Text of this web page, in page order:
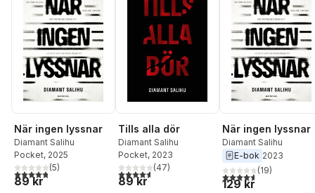
När ingen lyssnar
Diamant Salihu
Pocket, 2025
4,8utav 5 stjärnor. Totalt antal röster:
(5)
89 kr
Tills alla dör
Diamant Salihu
Pocket, 2023
4,6utav 5 stjärnor. Totalt antal röster:
(47)
89 kr
När ingen lyssnar
Diamant Salihu
E-bok 2023
4,6utav 5 stjärnor.
(19)
129 kr